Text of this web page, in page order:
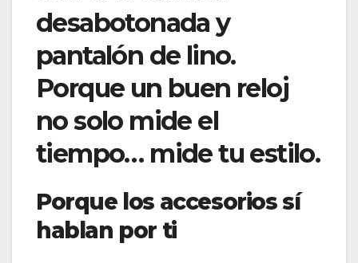
desabotonada y
pantalón de lino.
Porque un buen reloj
no solo mide el
tiempo… mide tu estilo.
Porque los accesorios sí
hablan por ti